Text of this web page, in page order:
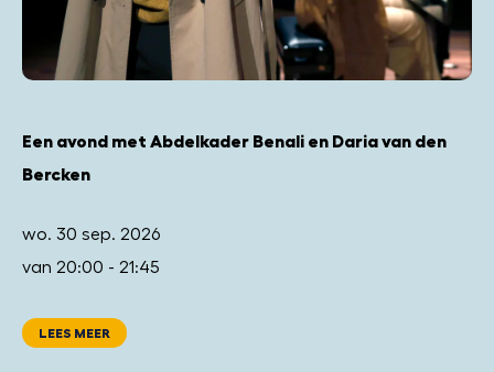
Een avond met Abdelkader Benali en Daria van den
Bercken
wo. 30 sep. 2026
van 20:00 - 21:45
LEES MEER